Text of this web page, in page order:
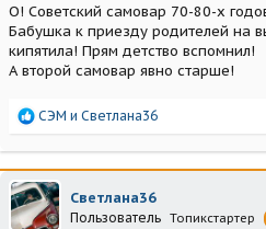
О! Советский самовар 70-80-х
Бабушка к приезду родителей на
кипятила! Прям детство вспомнил!
А второй самовар явно старше!
Р
а
к
ц
и
и
СЭМ и Светлана36
Светлана36
Пользователь Топикстартер